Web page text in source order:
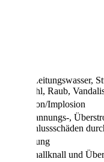
Feuer, Leitungswasser,
Diebstahl, Raub,
Explosion/Implosion
Überspannungs-,
Kurzschlussschäden
Verpuffung
Überschallknall und